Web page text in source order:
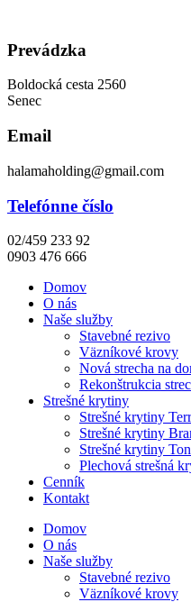
obsah
Prevádzka
Boldocká cesta 2560
Senec
Email
halamaholding@gmail.com
Telefónne číslo
02/459 233 92
0903 476 666
Domov
O nás
Naše služby
Stavebné rezivo
Väzníkové krovy
Nová strecha na
Rekonštrukcia
Strešné krytiny
Strešné krytiny
Strešné krytiny
Strešné krytiny
Plechová strešná
Cenník
Kontakt
Domov
O nás
Naše služby
Stavebné rezivo
Väzníkové krovy